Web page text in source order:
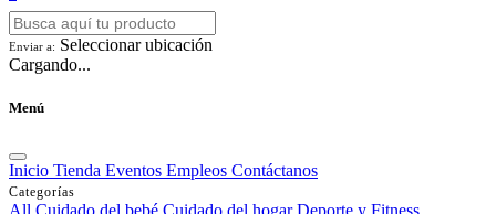
Enviar a: Seleccionar ubicación
Cargando...
Menú
Inicio Tienda Eventos Empleos Contáctanos
Categorías
All Cuidado del bebé Cuidado del hogar Deporte y Fitness